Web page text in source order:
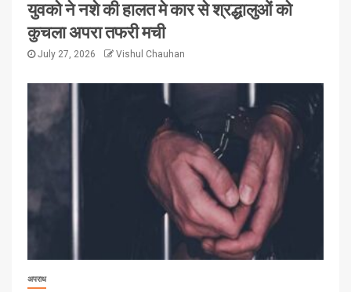
युवको ने नशे की हालत मे कार से श्रद्धालुओं को
कुचला अपरा तफरी मची
July 27, 2026 Vishul Chauhan
अपराध